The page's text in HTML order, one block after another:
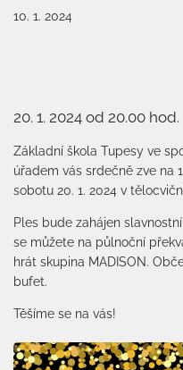
10. 1. 2024
20. 1. 2024 od 20.00 hod.
Základní škola Tupesy ve
úřadem vás srdečně zve na
sobotu 20. 1. 2024 v
Ples bude zahájen
se můžete na půlnoční
hrát skupina MADISON.
bufet.
Těšíme se na vás!